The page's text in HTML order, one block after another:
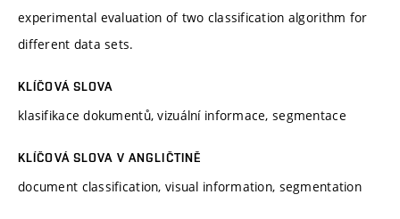
experimental evaluation of two classification algorithm for
different data sets.
KLÍČOVÁ SLOVA
klasifikace dokumentů, vizuální informace, segmentace
KLÍČOVÁ SLOVA V ANGLIČTINĚ
document classification, visual information, segmentation